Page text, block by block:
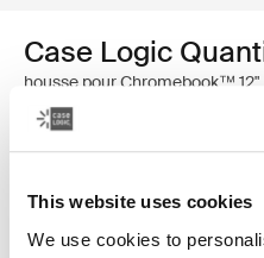
This website uses cookies
We use cookies to
Case Logic
housse pour Chromebook™ 12"
29,99 €
Couleur